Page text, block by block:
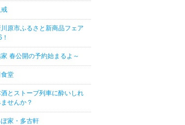
原市ふるさと新商品フェア
春公開の予約始まるよ～
堂
酒とストーブ列車に酔いしれ
せんか？
家・多古軒